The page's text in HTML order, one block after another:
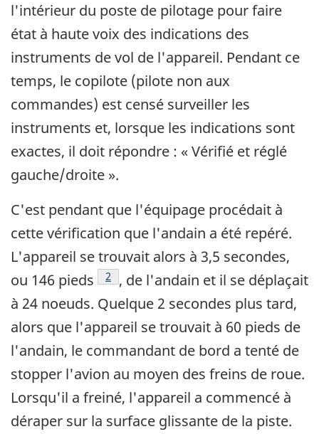
l'intérieur du poste de pilotage pour faire
état à haute voix des indications des
instruments de vol de l'appareil. Pendant ce
temps, le copilote (pilote non aux
commandes) est censé surveiller les
instruments et, lorsque les indications sont
exactes, il doit répondre : « Vérifié et réglé
gauche/droite ».
C'est pendant que l'équipage procédait à
cette vérification que l'andain a été repéré.
L'appareil se trouvait alors à 3,5 secondes,
ou 146 pieds
Note de bas de page
2
, de l'andain et il se déplaçait
à 24 noeuds. Quelque 2 secondes plus tard,
alors que l'appareil se trouvait à 60 pieds de
l'andain, le commandant de bord a tenté de
stopper l'avion au moyen des freins de roue.
Lorsqu'il a freiné, l'appareil a commencé à
déraper sur la surface glissante de la piste.